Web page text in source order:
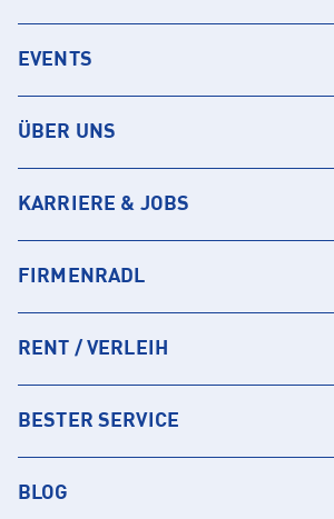
EVENTS
ÜBER UNS
KARRIERE & JOBS
FIRMENRADL
RENT / VERLEIH
BESTER SERVICE
BLOG